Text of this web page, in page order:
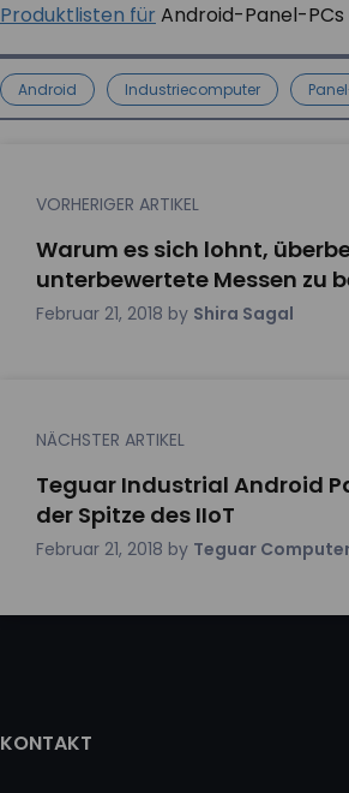
Produktlisten für Android-Panel-PCs
Android Industriecomputer
VORHERIGER ARTIKEL
Warum es sich lohnt,
unterbewertete Messen zu
Februar 21, 2018 by Shira Sagal
NÄCHSTER ARTIKEL
Teguar Industrial Android
der Spitze des IIoT
Februar 21, 2018 by Teguar
KONTAKT